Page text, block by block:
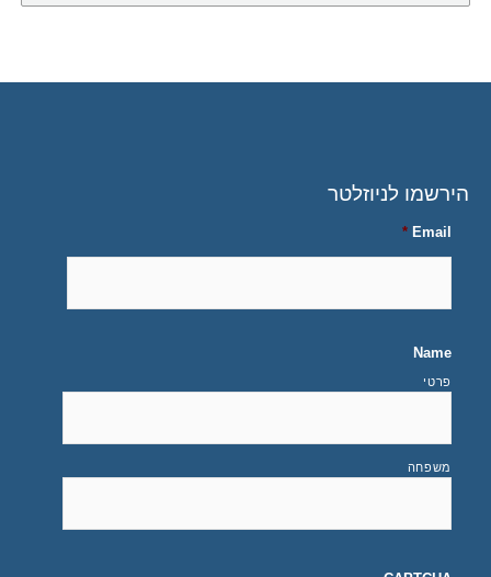
הירשמו לניוזלטר
Email
*
Name
פרטי
משפחה